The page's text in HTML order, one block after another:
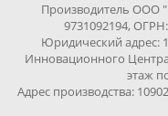
Производитель
9731092194,
Юридический адрес:
Инновационного
этаж
Адрес производства: